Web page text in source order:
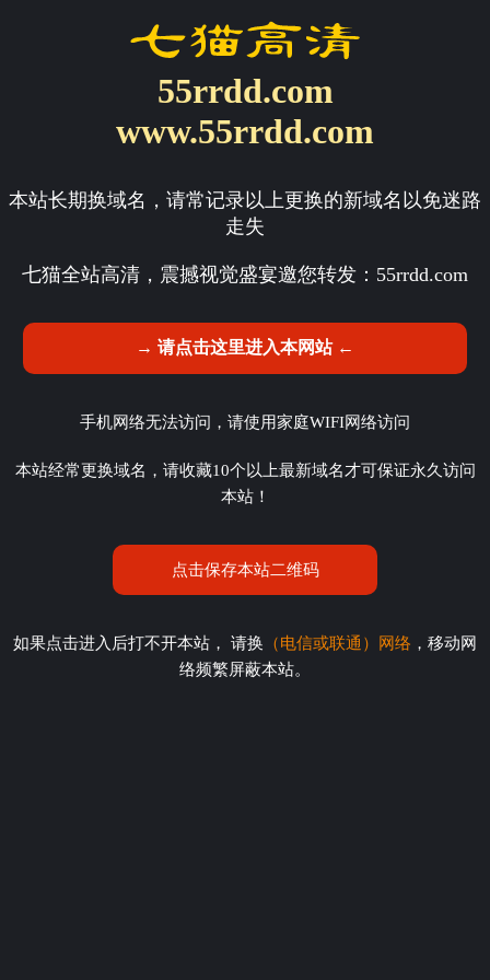
55rrdd.com
www.55rrdd.com
本站长期换域名，请常记录以上更换的新域名以免迷路
走失
七猫全站高清，震撼视觉盛宴邀您转发： 55rrdd.com
→ 请点击这里进入本网站 ←
手机网络无法访问，请使用家庭WIFI网络访问
本站经常更换域名，请收藏10个以上最新域名才可保证永久访问
本站！
点击保存本站二维码
如果点击进入后打不开本站， 请换 （电信或联通）网络 ，移动网
络频繁屏蔽本站。